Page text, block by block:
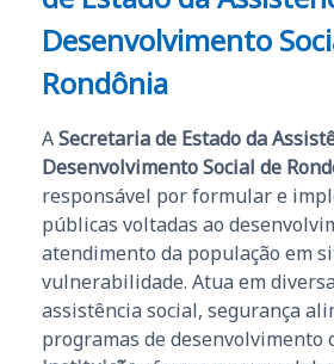
Desenvolvimento
Rondônia
ASecretaria de Estado da
Desenvolvimento Social de
responsável por formular e
públicas voltadas ao
atendimento da população em
vulnerabilidade. Atua em
assistência social, segurança
programas de desenvolvimento